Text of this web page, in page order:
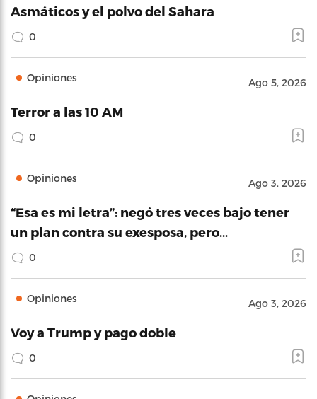
Asmáticos y el polvo del Sahara
0
Opiniones Ago 5, 2026
Terror a las 10 AM
0
Opiniones Ago 3, 2026
“Esa es mi letra”: negó tres veces bajo tener
un plan contra su exesposa, pero…
0
Opiniones Ago 3, 2026
Voy a Trump y pago doble
0